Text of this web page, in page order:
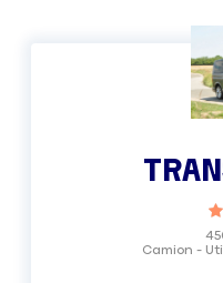
Camion -